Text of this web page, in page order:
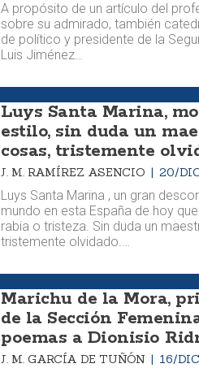
A propósito de un artículo del
sobre su admirado, también
de político y presidente de la
Luis Jiménez…
Luys Santa Marina,
estilo, sin duda un
cosas, tristemente
J. M. RAMÍREZ ASENCIO 20/
Luys Santa Marina , un gran
mundo en esta España de hoy
rabia o tristeza. Sin duda un
tristemente olvidado.…
Marichu de la Mora,
de la Sección
poemas a Dionisio
J. M. GARCÍA DE TUÑÓN 16/